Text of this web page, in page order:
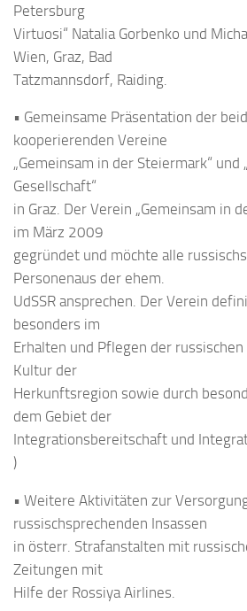
Petersburg
Virtuosi“ Natalia Gorbenko und
Wien, Graz, Bad
Tatzmannsdorf, Raiding.
• Gemeinsame Präsentation der
kooperierenden Vereine
„Gemeinsam in der Steiermark“ und
Gesellschaft“
in Graz. Der Verein „Gemeinsam in
im März 2009
gegründet und möchte alle
Personenaus der ehem.
UdSSR ansprechen. Der Verein
besonders im
Erhalten und Pflegen der russischen
Kultur der
Herkunftsregion sowie durch
dem Gebiet der
Integrationsbereitschaft und
)
• Weitere Aktivitäten zur
russischsprechenden Insassen
in österr. Strafanstalten mit
Zeitungen mit
Hilfe der Rossiya Airlines.